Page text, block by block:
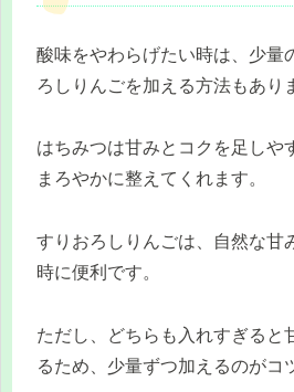
酸味をやわらげたい時は、少量
ろしりんごを加える方法もあり
はちみつは甘みとコクを足しや
まろやかに整えてくれます。
すりおろしりんごは、自然な甘
時に便利です。
ただし、どちらも入れすぎると
るため、少量ずつ加えるのがコ